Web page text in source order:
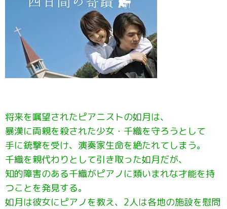
将来を嘱望されたピアニストの如月は、
暴漢に両親を殺された少女・千織を守ろうとして
手に銃撃を受け、演奏家生命を絶たれてしまう。
千織を親代わりとして引き取った如月だが、
知的障害のある千織がピアノに類いまれな才能を持
つことを発見する。
如月は彼女にピアノを教え、2人は各地の施設を慰問